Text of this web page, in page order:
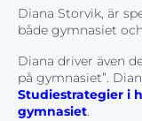
Diana Storvik, är
både gymnasiet
Diana driver även
på gymnasiet”.
Studiestrategier i
gymnasiet.